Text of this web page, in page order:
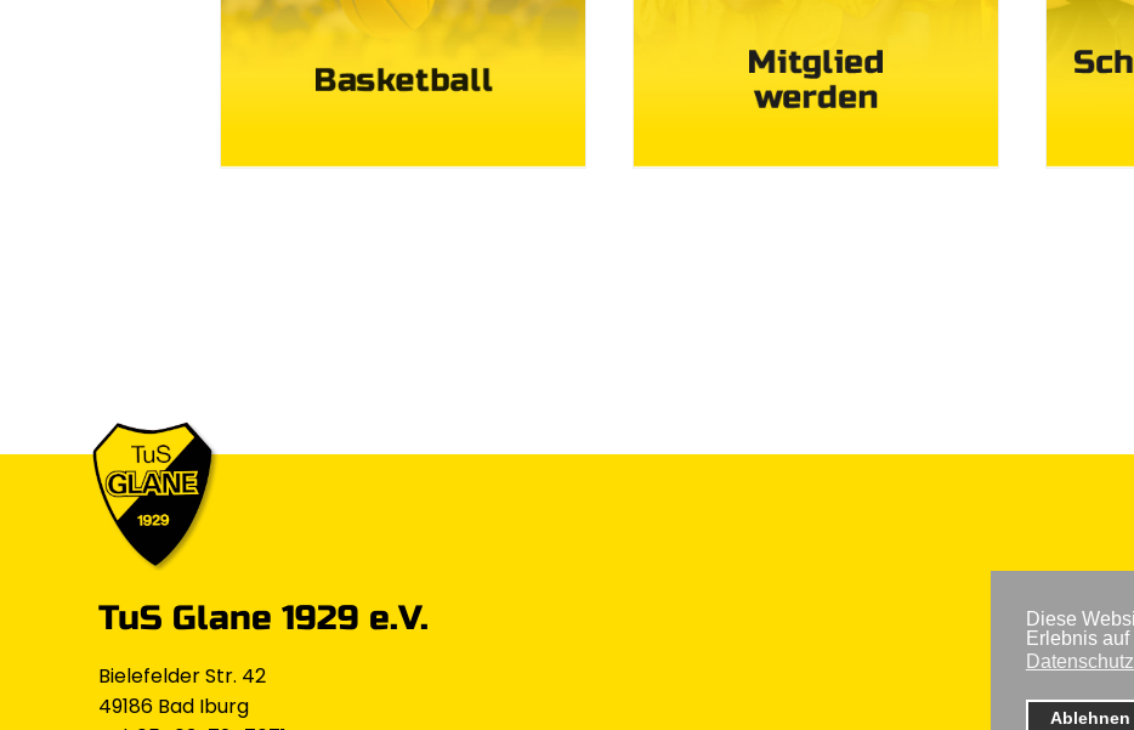
Diese
Erlebnis
Ablehnen
TuS Glane 1929 e.V.
Bielefelder Str. 42
49186 Bad Iburg